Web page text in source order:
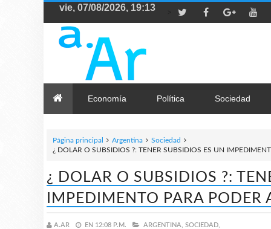
Economía Política Sociedad
Página principal Argentina
Sociedad
¿ DOLAR O SUBSIDIOS ?: TENER SUBSIDIOS ES UN
¿ DOLAR O SUBSIDIOS ?:
IMPEDIMENTO PARA
A.AR EN 12:08 P.M. ARGENTINA, SOCIEDAD,